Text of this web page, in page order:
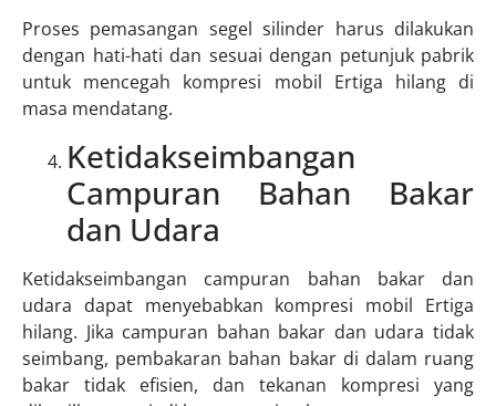
Proses pemasangan segel silinder harus dilakukan
dengan hati-hati dan sesuai dengan petunjuk pabrik
untuk mencegah kompresi mobil Ertiga hilang di
masa mendatang.
Ketidakseimbangan
Campuran Bahan Bakar
dan Udara
Ketidakseimbangan campuran bahan bakar dan
udara dapat menyebabkan kompresi mobil Ertiga
hilang. Jika campuran bahan bakar dan udara tidak
seimbang, pembakaran bahan bakar di dalam ruang
bakar tidak efisien, dan tekanan kompresi yang